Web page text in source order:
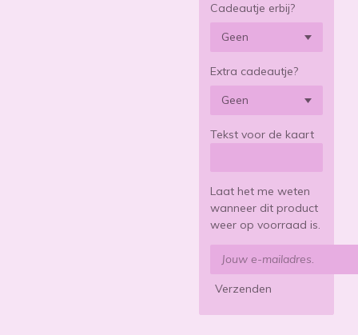
Cadeautje erbij?
Extra cadeautje?
Tekst voor de kaart
Laat het me weten
wanneer dit product
weer op voorraad is.
Verzenden